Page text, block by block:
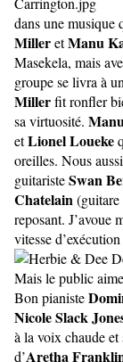
dans une musique
MilleretManu
Masekela, mais
groupe se livra à
Millerfit ronfler
sa virtuosité.
etLionel Loueke
oreilles. Nous
guitaristeSwan
Chatelain
reposant. J’avoue
vitesse
Mais le public
Bon pianiste
Nicole Slack
à la voix chaude
d’Aretha